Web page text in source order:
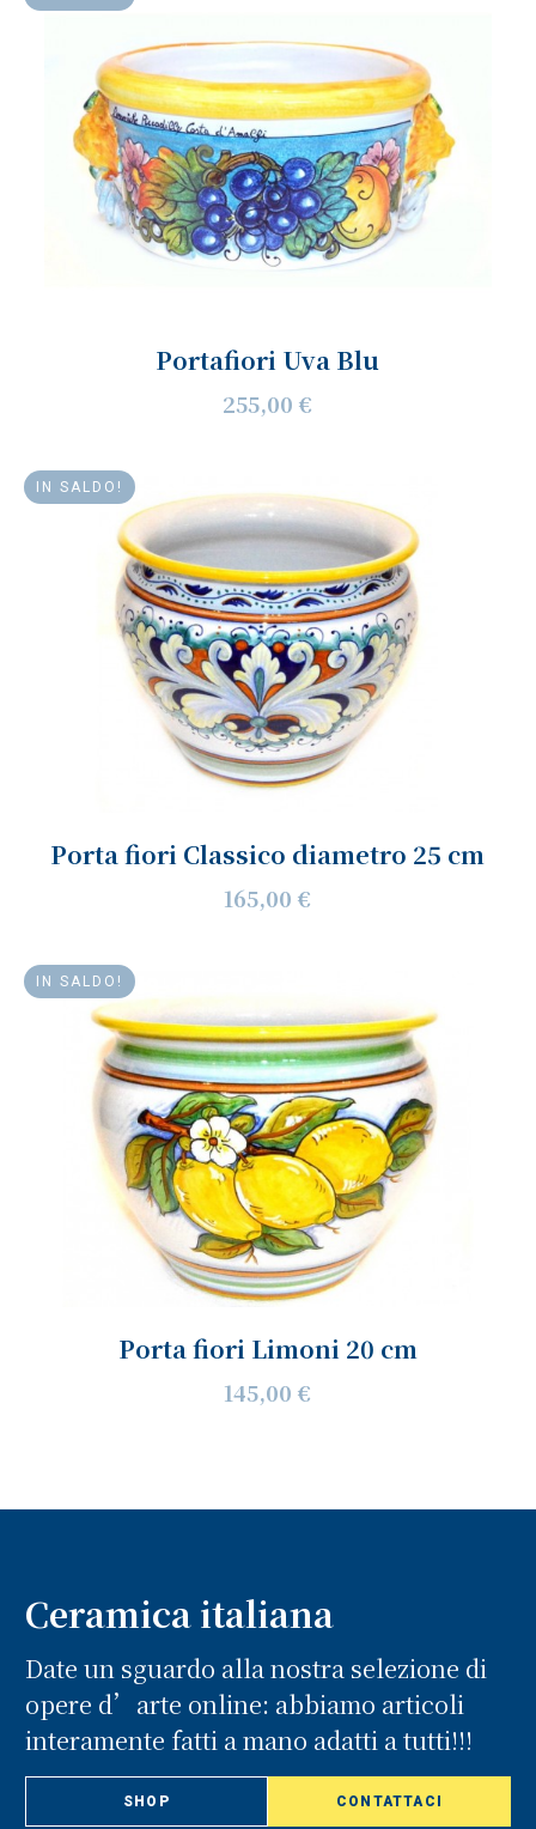
Portafiori Uva Blu
255,00 €
IN SALDO!
Porta fiori Classico diametro 25 cm
165,00 €
IN SALDO!
Porta fiori Limoni 20 cm
145,00 €
Ceramica italiana
Date un sguardo alla nostra selezione di
opere d’arte online: abbiamo articoli
interamente fatti a mano adatti a tutti!!!
SHOP CONTATTACI